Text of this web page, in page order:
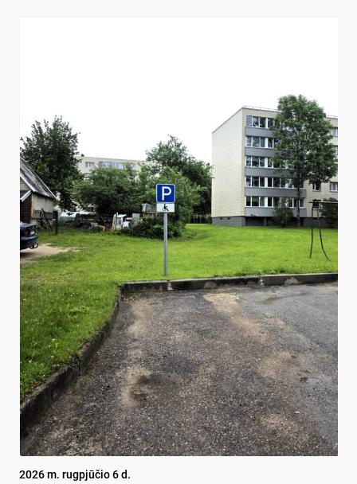
2026 m. rugpjūčio 6 d.